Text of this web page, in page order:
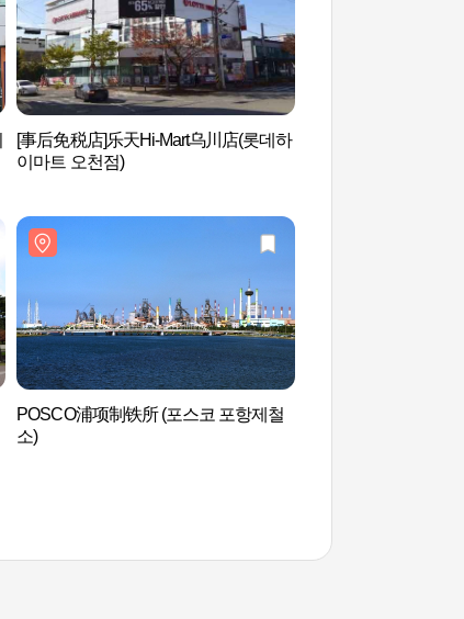
[事后免税店]乐天Hi-Mart乌川店(롯데하
이마트 오천점)
POSCO浦项制铁所 (포스코 포항제철
소)